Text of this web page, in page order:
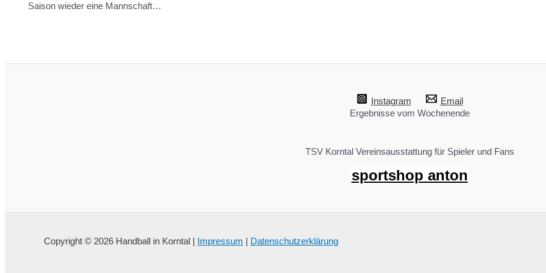
Saison wieder eine Mannschaft…
Instagram
Email
Ergebnisse vom Wochenende
TSV Korntal Vereinsausstattung für Spieler und Fans
sportshop anton
Copyright © 2026 Handball in Korntal | Impressum | Datenschutzerklärung